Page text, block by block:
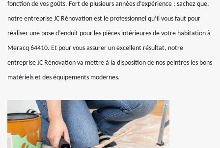
fonction de vos goûts. Fort de plusieurs années d’expérience ; sachez que,
notre entreprise JC Rénovation est le professionnel qu’il vous faut pour
réaliser une pose d’enduit pour les pièces intérieures de votre habitation à
Meracq 64410. Et pour vous assurer un excellent résultat, notre
entreprise JC Rénovation va mettre à la disposition de nos peintres les bons
matériels et des équipements modernes.